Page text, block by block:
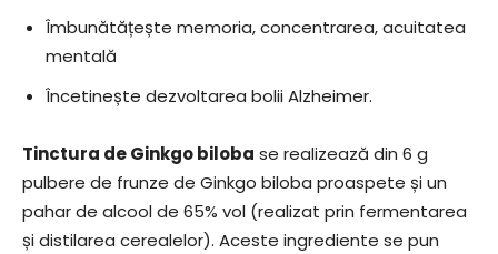
Îmbunătățește memoria, concentrarea, acuitatea
mentală
Încetinește dezvoltarea bolii Alzheimer.
Tinctura de Ginkgo biloba se realizează din 6 g
pulbere de frunze de Ginkgo biloba proaspete și un
pahar de alcool de 65% vol (realizat prin fermentarea
și distilarea cerealelor). Aceste ingrediente se pun